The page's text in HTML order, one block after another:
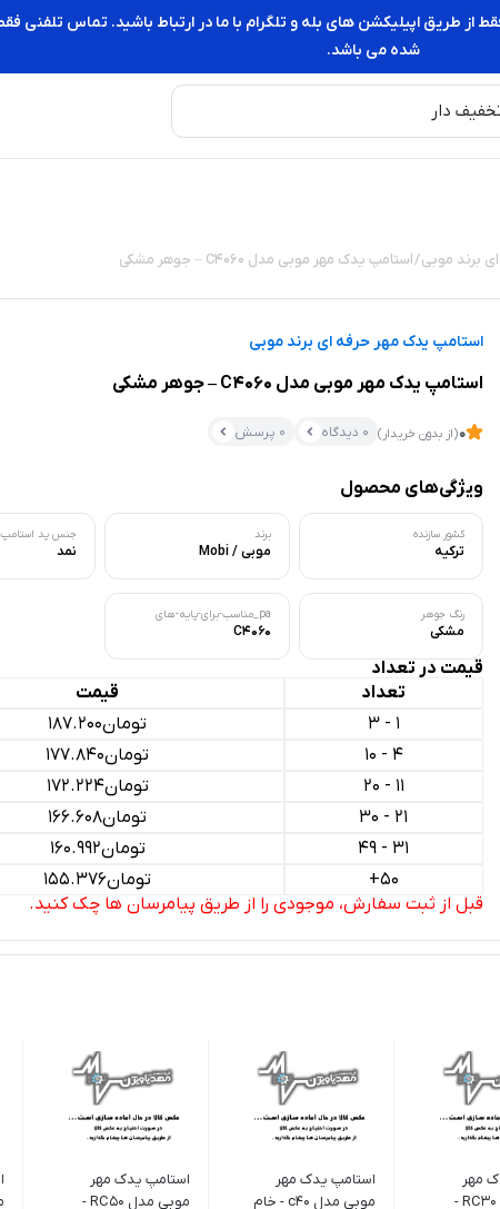
طریق اپیلیکشن های بله و تلگرام با ما در ارتباط باشید. تماس تلفنی
شده می باشد.
برند موبی/ استامپ یدک مهر موبی مدل C4060 – جوهر مشکی
استامپ یدک مهر حرفه ای برند موبی
استامپ یدک مهر موبی مدل C4060 – جوهر مشکی
0(از بدون خریدار) 0 دیدگاه 0 پرسش
ویژگی‌های محصول
کشور سازنده
ترکیه
برند
موبی / Mobi
جنس پد استامپ
نمد
رنگ جوهر
مشکی
pa_مناسب-برای-پایه-های
C4060
قیمت در تعداد
تعداد
قیمت
1 - 3
تومان187.200
4 - 10
تومان177.840
11 - 20
تومان172.224
21 - 30
تومان166.608
31 - 49
تومان160.992
50+
تومان155.376
قبل از ثبت سفارش، موجودی را از طریق پیامرسان ها چک کنید.
مهر
موبی مدل RC30 -
استامپ یدک مهر
موبی مدل c40 - خام
استامپ یدک مهر
موبی مدل RC50 -